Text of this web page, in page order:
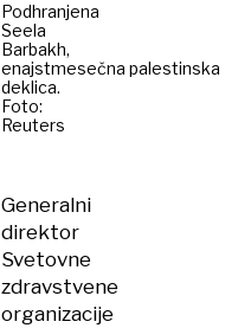
Podhranjena
Seela
Barbakh,
enajstmesečna palestinska
deklica.
Foto:
Reuters
Generalni
direktor
Svetovne
zdravstvene
organizacije